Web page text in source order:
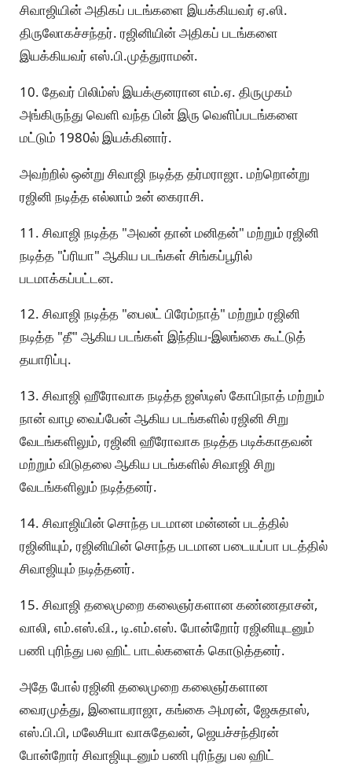
சிவாஜியின் அதிகப் படங்களை இயக்கியவர் ஏ.ஸி.
திருலோகச்சந்தர். ரஜினியின் அதிகப் படங்களை
இயக்கியவர் எஸ்.பி.முத்துராமன்.
10. தேவர் பிலிம்ஸ் இயக்குனரான எம்.ஏ. திருமுகம்
அங்கிருந்து வெளி வந்த பின் இரு வெளிப்படங்களை
மட்டும் 1980ல் இயக்கினார்.
அவற்றில் ஒன்று சிவாஜி நடித்த தர்மராஜா. மற்றொன்று
ரஜினி நடித்த எல்லாம் உன் கைராசி.
11. சிவாஜி நடித்த "அவன் தான் மனிதன்" மற்றும் ரஜினி
நடித்த "ப்ரியா" ஆகிய படங்கள் சிங்கப்பூரில்
படமாக்கப்பட்டன.
12. சிவாஜி நடித்த "பைலட் பிரேம்நாத்" மற்றும் ரஜினி
நடித்த "தீ" ஆகிய படங்கள் இந்திய-இலங்கை கூட்டுத்
தயாரிப்பு.
13. சிவாஜி ஹீரோவாக நடித்த ஜஸ்டிஸ் கோபிநாத் மற்றும்
நான் வாழ வைப்பேன் ஆகிய படங்களில் ரஜினி சிறு
வேடங்களிலும், ரஜினி ஹீரோவாக நடித்த படிக்காதவன்
மற்றும் விடுதலை ஆகிய படங்களில் சிவாஜி சிறு
வேடங்களிலும் நடித்தனர்.
14. சிவாஜியின் சொந்த படமான மன்னன் படத்தில்
ரஜினியும், ரஜினியின் சொந்த படமான படையப்பா படத்தில்
சிவாஜியும் நடித்தனர்.
15. சிவாஜி தலைமுறை கலைஞர்களான கண்ணதாசன்,
வாலி, எம்.எஸ்.வி., டி.எம்.எஸ். போன்றோர் ரஜினியுடனும்
பணி புரிந்து பல ஹிட் பாடல்களைக் கொடுத்தனர்.
அதே போல் ரஜினி தலைமுறை கலைஞர்களான
வைரமுத்து, இளையராஜா, கங்கை அமரன், ஜேசுதாஸ்,
எஸ்.பி.பி, மலேசியா வாசுதேவன், ஜெயச்சந்திரன்
போன்றோர் சிவாஜியுடனும் பணி புரிந்து பல ஹிட்